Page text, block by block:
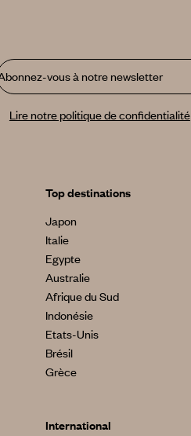
vous à notre newsletter
Lire notre politique de confidentialité
Top destinations
Japon
Italie
Egypte
Australie
Afrique du Sud
Indonésie
Etats-Unis
Brésil
Grèce
International